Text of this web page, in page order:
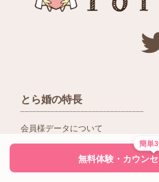
とら婚の特長
会員様データについて
簡単
無料体験・カウン